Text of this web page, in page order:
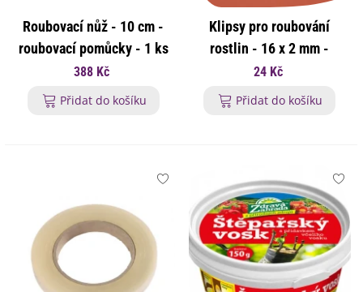
Roubovací nůž - 10 cm -
roubovací pomůcky - 1 ks
388 Kč
Přidat do košíku
Klipsy pro roubování
rostlin - 16 x 2 mm -
roubovací pomůcky - 7 ks
24 Kč
Přidat do košíku